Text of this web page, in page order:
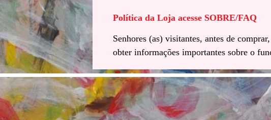
Política da Loja acesse SOBRE/FAQ
Senhores (as) visitantes, antes de
obter informações importantes sobre o